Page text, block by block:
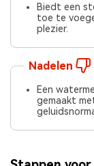
Biedt een
toe te
plezier.
Nadelen
Een
gemaakt